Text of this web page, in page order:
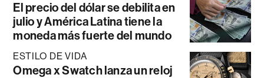
El precio del dólar se debilita en
julio y América Latina tiene la
moneda más fuerte del mundo
ESTILO DE VIDA
Omega x Swatch lanza un reloj